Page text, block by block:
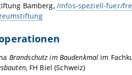
Bamberg, /infos-speziell-fuer/
Brandschutz im Baudenkmal im
, FH Biel (Schweiz)